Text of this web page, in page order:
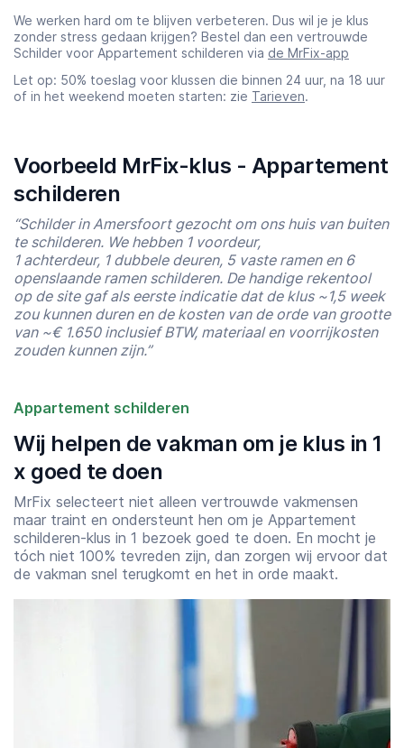
We werken hard om te blijven verbeteren. Dus wil je je klus
zonder stress gedaan krijgen? Bestel dan een vertrouwde
Schilder voor Appartement schilderen via de MrFix-app
Let op: 50% toeslag voor klussen die binnen 24 uur, na 18 uur
of in het weekend moeten starten: zie Tarieven.
Voorbeeld MrFix-klus - Appartement
schilderen
“Schilder in Amersfoort gezocht om ons huis van buiten
te schilderen. We hebben 1 voordeur,
1 achterdeur, 1 dubbele deuren, 5 vaste ramen en 6
openslaande ramen schilderen. De handige rekentool
op de site gaf als eerste indicatie dat de klus ~1,5 week
zou kunnen duren en de kosten van de orde van grootte
van ~€ 1.650 inclusief BTW, materiaal en voorrijkosten
zouden kunnen zijn.”
Appartement schilderen
Wij helpen de vakman om je klus in 1
x goed te doen
MrFix selecteert niet alleen vertrouwde vakmensen
maar traint en ondersteunt hen om je Appartement
schilderen-klus in 1 bezoek goed te doen. En mocht je
tóch niet 100% tevreden zijn, dan zorgen wij ervoor dat
de vakman snel terugkomt en het in orde maakt.
Starttijd
Eindtijd